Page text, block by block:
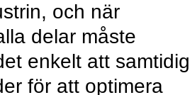
och när
delar måste
enkelt att
för att optimera